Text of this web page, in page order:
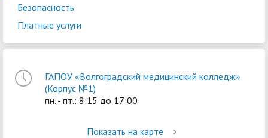
Безопасность
Платные услуги
ГАПОУ «Волгоградский медицинский колледж»
(Корпус №1)
пн. - пт.: 8:15 до 17:00
Показать на карте